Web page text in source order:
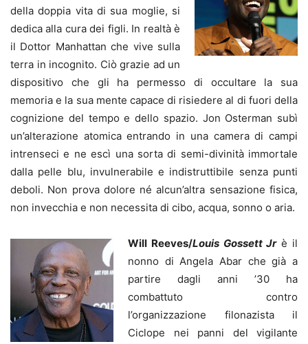
della doppia vita di sua moglie, si
dedica alla cura dei figli. In realtà è
il Dottor Manhattan che vive sulla
terra in incognito. Ciò grazie ad un
dispositivo che gli ha permesso di occultare la sua
memoria e la sua mente capace di risiedere al di fuori della
cognizione del tempo e dello spazio. Jon Osterman subì
un’alterazione atomica entrando in una camera di campi
intrenseci e ne escì una sorta di semi-divinità immortale
dalla pelle blu, invulnerabile e indistruttibile senza punti
deboli. Non prova dolore né alcun’altra sensazione fisica,
non invecchia e non necessita di cibo, acqua, sonno o aria.
Will Reeves/Louis Gossett Jrè il
nonno di Angela Abar che già a
partire dagli anni ’30 ha
combattuto contro
l’organizzazione filonazista il
Ciclope nei panni del vigilante